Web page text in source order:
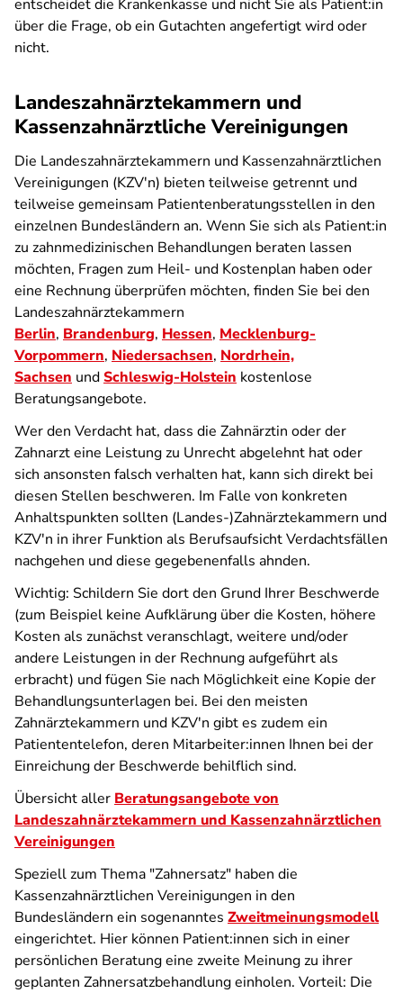
entscheidet die Krankenkasse und nicht Sie als Patient:in
über die Frage, ob ein Gutachten angefertigt wird oder
nicht.
Landeszahnärztekammern und
Kassenzahnärztliche Vereinigungen
Die Landeszahnärztekammern und Kassenzahnärztlichen
Vereinigungen (KZV'n) bieten teilweise getrennt und
teilweise gemeinsam Patientenberatungsstellen in den
einzelnen Bundesländern an. Wenn Sie sich als Patient:in
zu zahnmedizinischen Behandlungen beraten lassen
möchten, Fragen zum Heil- und Kostenplan haben oder
eine Rechnung überprüfen möchten, finden Sie bei den
Landeszahnärztekammern
Berlin, Brandenburg, Hessen, Mecklenburg-
Vorpommern, Niedersachsen, Nordrhein,
Sachsen undSchleswig-Holstein kostenlose
Beratungsangebote.
Wer den Verdacht hat, dass die Zahnärztin oder der
Zahnarzt eine Leistung zu Unrecht abgelehnt hat oder
sich ansonsten falsch verhalten hat, kann sich direkt bei
diesen Stellen beschweren. Im Falle von konkreten
Anhaltspunkten sollten (Landes-)Zahnärztekammern und
KZV'n in ihrer Funktion als Berufsaufsicht Verdachtsfällen
nachgehen und diese gegebenenfalls ahnden.
Wichtig: Schildern Sie dort den Grund Ihrer Beschwerde
(zum Beispiel keine Aufklärung über die Kosten, höhere
Kosten als zunächst veranschlagt, weitere und/oder
andere Leistungen in der Rechnung aufgeführt als
erbracht) und fügen Sie nach Möglichkeit eine Kopie der
Behandlungsunterlagen bei. Bei den meisten
Zahnärztekammern und KZV'n gibt es zudem ein
Patiententelefon, deren Mitarbeiter:innen Ihnen bei der
Einreichung der Beschwerde behilflich sind.
Übersicht aller Beratungsangebote von
Landeszahnärztekammern und Kassenzahnärztlichen
Vereinigungen
Speziell zum Thema "Zahnersatz" haben die
Kassenzahnärztlichen Vereinigungen in den
Bundesländern ein sogenanntes Zweitmeinungsmodell
eingerichtet. Hier können Patient:innen sich in einer
persönlichen Beratung eine zweite Meinung zu ihrer
geplanten Zahnersatzbehandlung einholen. Vorteil: Die